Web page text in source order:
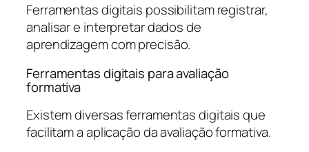
Ferramentas digitais possibilitam registrar,
analisar e interpretar dados de
aprendizagem com precisão.
Ferramentas digitais para avaliação
formativa
Existem diversas ferramentas digitais que
facilitam a aplicação da avaliação formativa.